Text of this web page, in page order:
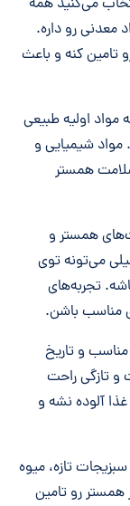
می‌کنید همه
معدنی رو داره.
تامین کنه و باعث
مواد اولیه طبیعی
شیمیایی و
همستر
همستر و
می‌تونه توی
تجربه‌های
مناسب باشن.
و تاریخ
و تازگی راحت
آلوده نشه و
تازه، میوه
همستر رو تامین